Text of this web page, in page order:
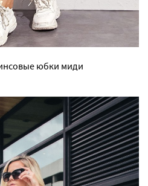
юбки миди